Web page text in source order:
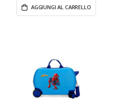
AGGIUNGI AL CARRELLO